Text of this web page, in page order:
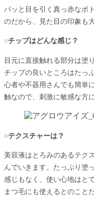
パッと目を引く真っ赤なボ
のだから、見た目の印象も
■チップはどんな感じ？
目元に直接触れる部分は塗
チップの良いところはたっ
心者や不器用さんでも簡単
触なので、刺激に敏感な方に
■テクスチャーは？
美容液はとろみのあるテク
んでいきます。たっぷり塗
感じもなく、使い心地はと
まつ毛にも使えるとのこと